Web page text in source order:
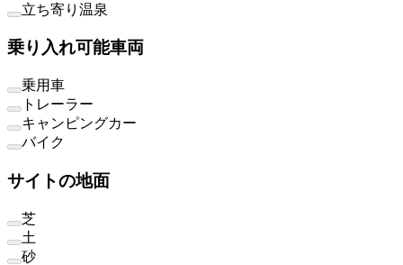
立ち寄り温泉
乗り入れ可能車両
乗用車
トレーラー
キャンピングカー
バイク
サイトの地面
芝
土
砂